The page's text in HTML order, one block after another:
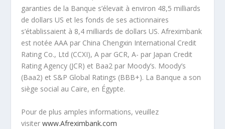
garanties de la Banque s’élevait à environ 48,5 milliards
de dollars US et les fonds de ses actionnaires
s’établissaient à 8,4 milliards de dollars US. Afreximbank
est notée AAA par China Chengxin International Credit
Rating Co., Ltd (CCXI), A par GCR, A- par Japan Credit
Rating Agency (JCR) et Baa2 par Moody’s. Moody’s
(Baa2) et S&P Global Ratings (BBB+). La Banque a son
siège social au Caire, en Égypte.
Pour de plus amples informations, veuillez
visiterwww.Afreximbank.com